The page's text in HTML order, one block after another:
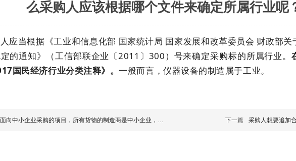
么采购人应该根据哪个文件来确定所属行业呢
应当根据《工业和信息化部 国家统计局 国家发展和改革委员会 财政部关
的通知》（工信部联企业〔2011〕300）号来确定采购标的所属行业。
国民经济行业分类注释》。一般而言，仪器设备的制造属于工业。
向中小企业采购的项目，所有货物的制造商是中小企业，那么 下一篇 采购人想要追加